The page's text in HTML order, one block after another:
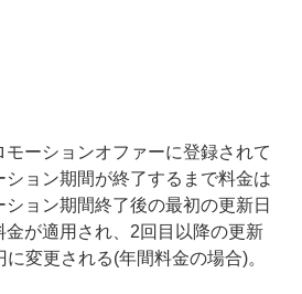
ーションオファーに登録されて
ョン期間が終了するまで料金は
ョン期間終了後の最初の更新日
金が適用され、2回目以降の更新
変更される(年間料金の場合)。